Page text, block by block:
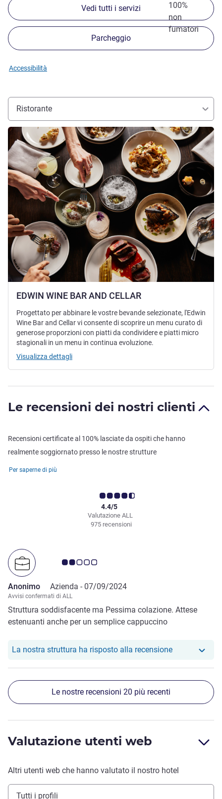
100%
non
fumatori
Vedi tutti i servizi
Parcheggio
Accessibilità
Ristorante
EDWIN WINE BAR AND CELLAR
Visualizza dettagli
Progettato per abbinare le vostre bevande selezionate, l'Edwin
Wine Bar and Cellar vi consente di scoprire un menu curato di
generose proporzioni con piatti da condividere e piatti micro
stagionali in un menu in continua evoluzione.
Visualizza dettagli
Le recensioni dei nostri clienti
Recensioni certificate al 100% lasciate da ospiti che hanno
realmente soggiornato presso le nostre strutture
Per saperne di più
Valutazione ALL
4.4/5
975 recensioni
Giudizio clienti 2.0/5
Anonimo Azienda - 07/09/2024
Avvisi confermati di ALL
Struttura soddisfacente ma Pessima colazione. Attese
estenuanti anche per un semplice cappuccino
La nostra struttura ha risposto alla recensioneIl nostro hotel
Le nostre recensioni 20 più recenti
Valutazione utenti web
Altri utenti web che hanno valutato il nostro hotel
Tutti i profili